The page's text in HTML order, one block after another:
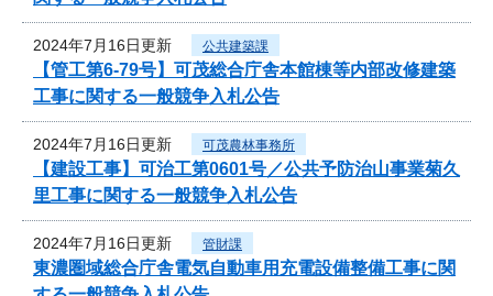
2024年7月16日更新 公共建築課
【管工第6-79号】可茂総合庁舎本館棟等内部改修建築
工事に関する一般競争入札公告
2024年7月16日更新 可茂農林事務所
【建設工事】可治工第0601号／公共予防治山事業菊久
里工事に関する一般競争入札公告
2024年7月16日更新 管財課
東濃圏域総合庁舎電気自動車用充電設備整備工事に関